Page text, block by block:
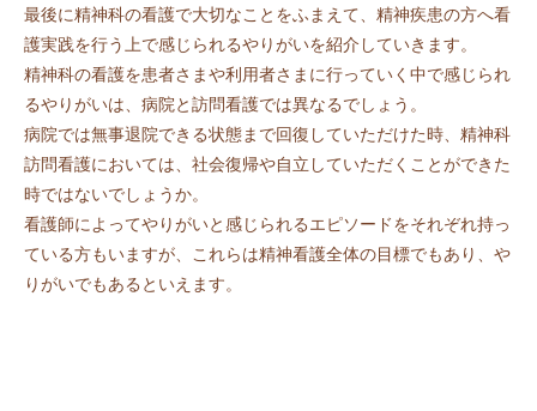
最後に精神科の看護で大切なことをふまえて、精神疾患の方へ看
護実践を行う上で感じられるやりがいを紹介していきます。
精神科の看護を患者さまや利用者さまに行っていく中で感じられ
るやりがいは、病院と訪問看護では異なるでしょう。
病院では無事退院できる状態まで回復していただけた時、精神科
訪問看護においては、社会復帰や自立していただくことができた
時ではないでしょうか。
看護師によってやりがいと感じられるエピソードをそれぞれ持っ
ている方もいますが、これらは精神看護全体の目標でもあり、や
りがいでもあるといえます。